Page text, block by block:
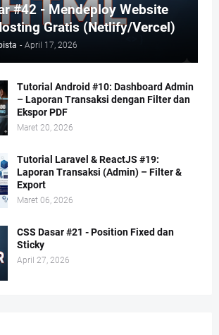
#42 - Mendeploy Website
Gratis (Netlify/Vercel)
- April 17, 2026
Tutorial Android #10: Dashboard Admin
– Laporan Transaksi dengan Filter dan
Ekspor PDF
Maret 20, 2026
Tutorial Laravel & ReactJS #19:
Laporan Transaksi (Admin) – Filter &
Export
Maret 06, 2026
CSS Dasar #21 - Position Fixed dan
Sticky
April 27, 2026